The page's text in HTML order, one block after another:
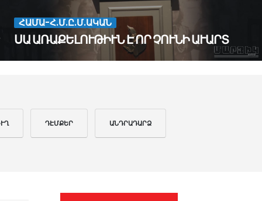
ՀԱՄԱ-Հ.Մ.Ը.Մ.ԱԿԱՆ
ՍԱ ԱՌԱՔԵԼՈՒԹԻՒՆ Է ՈՐ ՉՈՒՆԻ ԱՒԱՐՏ
ԴԷՄՔԵՐ ԱՆԴՐԱԴԱՐՁ